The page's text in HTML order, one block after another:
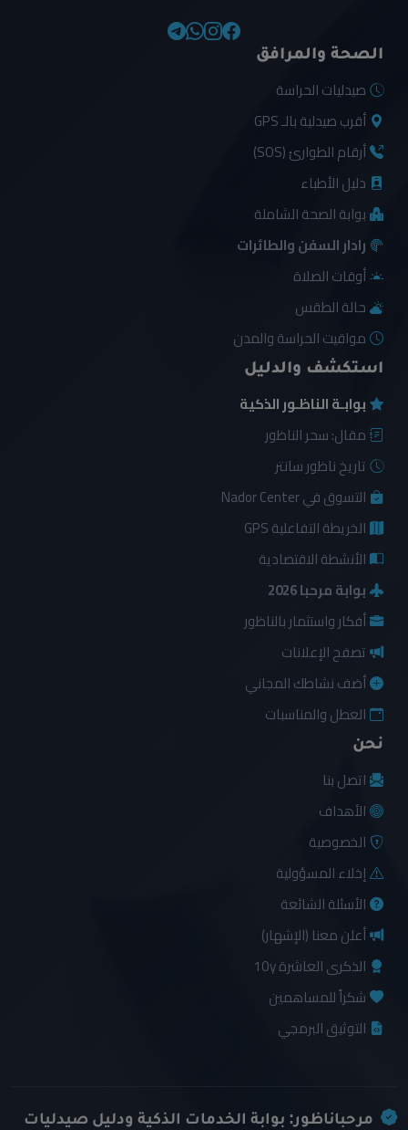
الصحة والمرافق
صيدليات الحراسة
أقرب صيدلية بالـ GPS
أرقام الطوارئ (SOS)
دليل الأطباء
بوابة الصحة الشاملة
رادار السفن والطائرات
أوقات الصلاة
حالة الطقس
مواقيت الحراسة والمدن
استكشف والدليل
بوابـة الناظـور الذكية
مقال: سحر الناظور
تاريخ ناظور سانتر
التسوق في Nador Center
الخريطة التفاعلية GPS
الأنشطة الاقتصادية
بوابة مرحبا 2026
أفكار واستثمار بالناظور
تصفح الإعلانات
أضف نشاطك المجاني
العطل والمناسبات
نحن
اتصل بنا
الأهداف
الخصوصية
إخلاء المسؤولية
الأسئلة الشائعة
أعلن معنا (الإشهار)
الذكرى العاشرة 10y
شكراً للمساهمين
التوثيق البرمجي
مرحباناظور: بوابة الخدمات الذكية ودليل صيدليات